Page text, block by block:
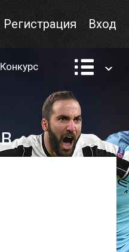
Вход
Регистрация
Конкурс